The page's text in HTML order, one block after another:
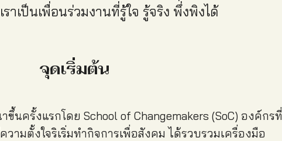
าเป็นเพื่อนร่วมงานที่รู้ใจ รู้จริง พึ่งพิงได้
จุดเริ่มต้น
นครั้งแรกโดย School of Changemakers (SoC) องค์กรที่
ามตั้งใจริเริ่มทำกิจการเพื่อสังคม ได้รวบรวมเครื่องมือ